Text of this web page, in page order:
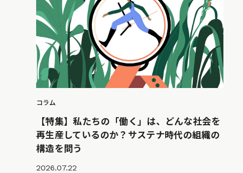
コラム
【特集】私たちの「働く」は、どんな社会を
再生産しているのか？サステナ時代の組織の
構造を問う
2026.07.22